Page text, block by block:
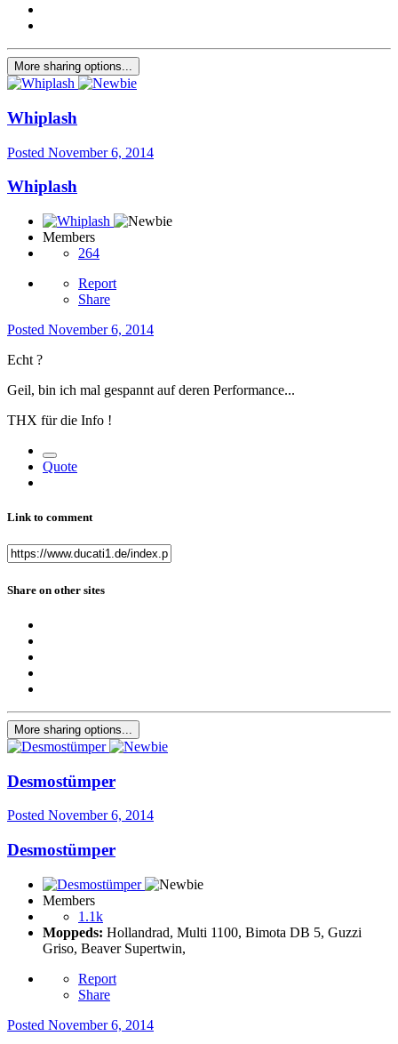
More sharing options...
Whiplash
Posted November 6, 2014
Whiplash
Members
264
Report
Share
Posted November 6, 2014
Echt ?
Geil, bin ich mal gespannt auf deren Performance...
THX für die Info !
Quote
Link to comment
Share on other sites
More sharing options...
Desmostümper
Posted November 6, 2014
Desmostümper
Members
1.1k
Moppeds: Hollandrad, Multi 1100, Bimota DB 5, Guzzi
Griso, Beaver Supertwin,
Report
Share
Posted November 6, 2014